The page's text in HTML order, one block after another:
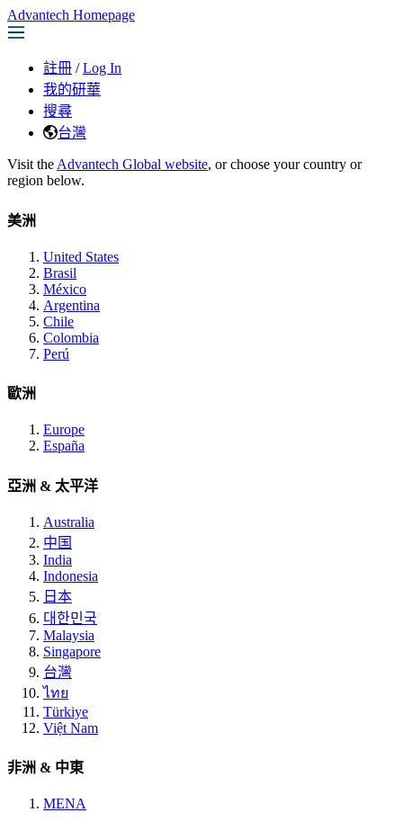
Advantech Homepage
註冊 / Log In
我的研華
搜尋
台灣
Visit the Advantech Global website, or choose your country or
region below.
美洲
United States
Brasil
México
Argentina
Chile
Colombia
Perú
歐洲
Europe
España
亞洲 & 太平洋
Australia
中国
India
Indonesia
日本
대한민국
Malaysia
Singapore
台灣
ไทย
Türkiye
Việt Nam
非洲 & 中東
MENA